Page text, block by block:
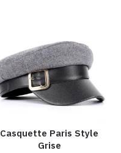
Casquette Paris Style
Grise